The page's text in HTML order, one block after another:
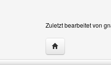
Zuletzt bearbeitet von
Website dieses